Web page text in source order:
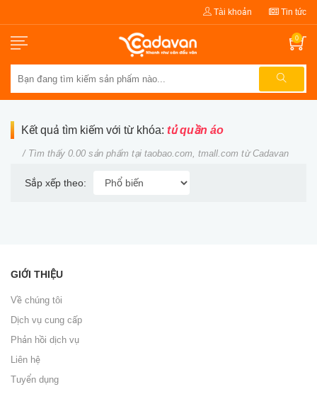
Tài khoản Tin tức
0
Kết quả tìm kiếm với từ khóa: tủ quần áo
/ Tìm thấy 0.00 sản phẩm tại taobao.com, tmall.com từ Cadavan
Sắp xếp theo:
GIỚI THIỆU
Về chúng tôi
Dịch vụ cung cấp
Phản hồi dịch vụ
Liên hệ
Tuyển dụng